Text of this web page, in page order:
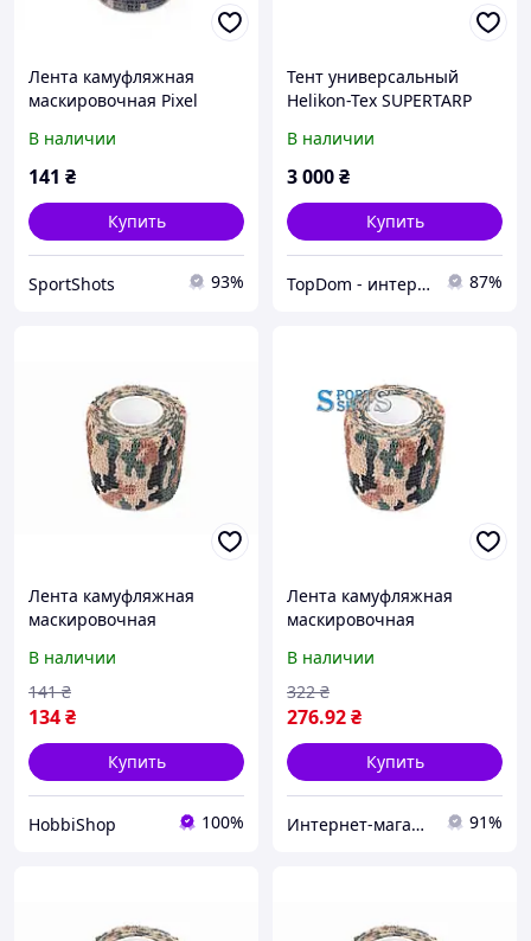
Лента камуфляжная
маскировочная Pixel
В наличии
141 ₴
Купить
SportShots 93%
Тент универсальный
Helikon-Tex SUPERTARP
В наличии
3 000₴
Купить
TopDom - интернет магазин топовых товаров для дома и офиса 87%
Лента камуфляжная
маскировочная
В наличии
134₴
141 ₴
Купить
HobbiShop 100%
Лента камуфляжная
маскировочная
В наличии
276.92₴
322 ₴
Купить
Интернет-магазин Восторг Онлайн - товары для различных людей! 91%